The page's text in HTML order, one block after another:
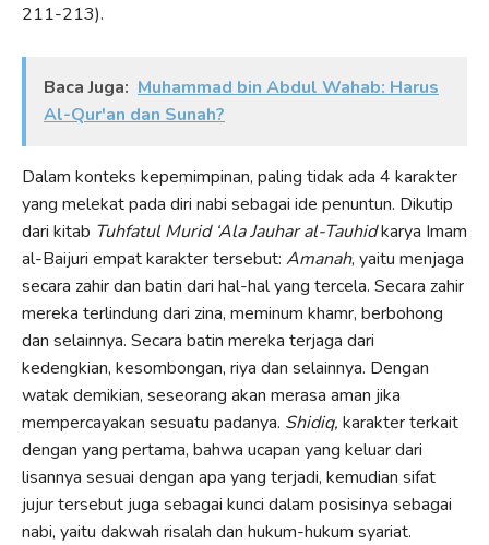
211-213).
Baca Juga: Muhammad bin Abdul Wahab: Harus
Al-Qur'an dan Sunah?
Dalam konteks kepemimpinan, paling tidak ada 4 karakter
yang melekat pada diri nabi sebagai ide penuntun. Dikutip
dari kitab Tuhfatul Murid ‘Ala Jauhar al-Tauhidkarya Imam
al-Baijuri empat karakter tersebut: Amanah, yaitu menjaga
secara zahir dan batin dari hal-hal yang tercela. Secara zahir
mereka terlindung dari zina, meminum khamr, berbohong
dan selainnya. Secara batin mereka terjaga dari
kedengkian, kesombongan, riya dan selainnya. Dengan
watak demikian, seseorang akan merasa aman jika
mempercayakan sesuatu padanya. Shidiq, karakter terkait
dengan yang pertama, bahwa ucapan yang keluar dari
lisannya sesuai dengan apa yang terjadi, kemudian sifat
jujur tersebut juga sebagai kunci dalam posisinya sebagai
nabi, yaitu dakwah risalah dan hukum-hukum syariat.